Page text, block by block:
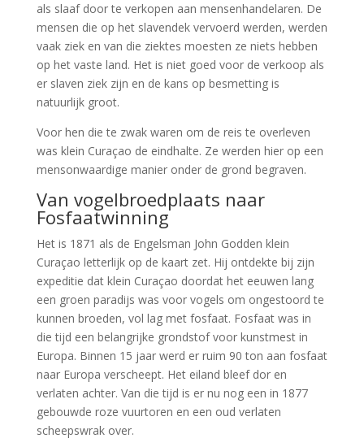
als slaaf door te verkopen aan mensenhandelaren. De
mensen die op het slavendek vervoerd werden, werden
vaak ziek en van die ziektes moesten ze niets hebben
op het vaste land. Het is niet goed voor de verkoop als
er slaven ziek zijn en de kans op besmetting is
natuurlijk groot.
Voor hen die te zwak waren om de reis te overleven
was klein Curaçao de eindhalte. Ze werden hier op een
mensonwaardige manier onder de grond begraven.
Van vogelbroedplaats naar
Fosfaatwinning
Het is 1871 als de Engelsman John Godden klein
Curaçao letterlijk op de kaart zet. Hij ontdekte bij zijn
expeditie dat klein Curaçao doordat het eeuwen lang
een groen paradijs was voor vogels om ongestoord te
kunnen broeden, vol lag met fosfaat. Fosfaat was in
die tijd een belangrijke grondstof voor kunstmest in
Europa. Binnen 15 jaar werd er ruim 90 ton aan fosfaat
naar Europa verscheept. Het eiland bleef dor en
verlaten achter. Van die tijd is er nu nog een in 1877
gebouwde roze vuurtoren en een oud verlaten
scheepswrak over.